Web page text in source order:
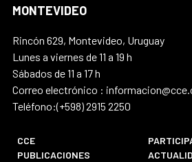
MONTEVIDEO
Rincón 629, Montevideo, Uruguay
Lunes a viernes de 11 a 19 h
Sábados de 11 a 17 h
Correo electrónico :
Teléfono:(+598) 2915 2250
CCE
PUBLICACIONES